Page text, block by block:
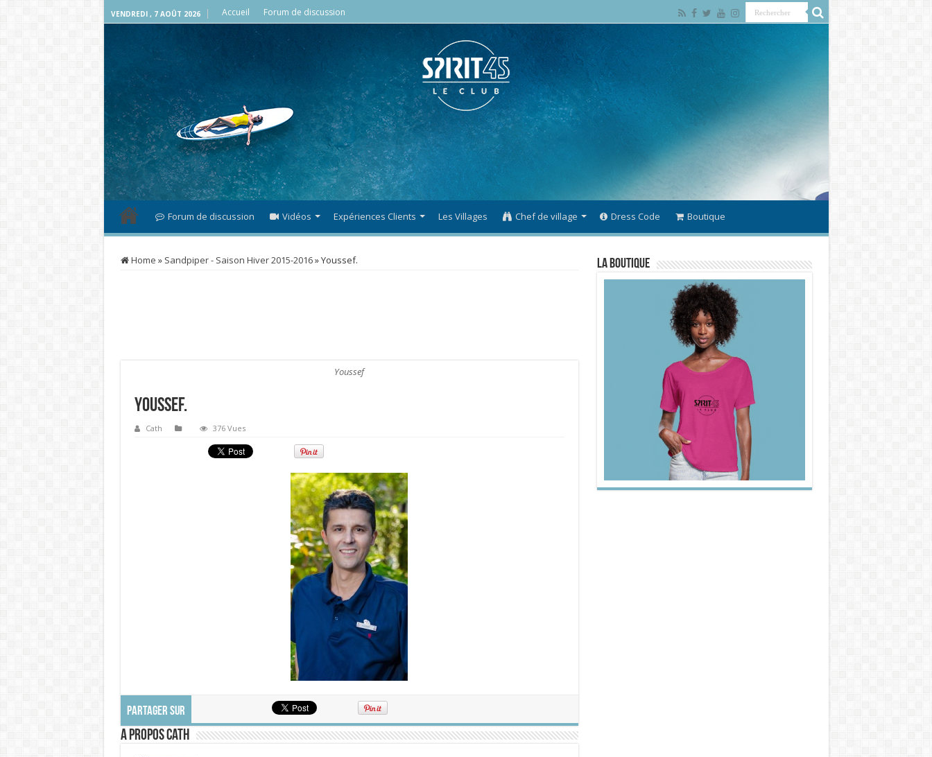
VENDREDI , 7 AOÛT 2026 Accueil Forum de discussion
Forum de discussion Vidéos Expériences Clients Les Villages Chef de village Dress Code Boutique
Home » Sandpiper - Saison Hiver 2015-2016»Youssef.
Youssef
Youssef.
Cath 376 Vues
PARTAGER SUR
A propos Cath
La Boutique